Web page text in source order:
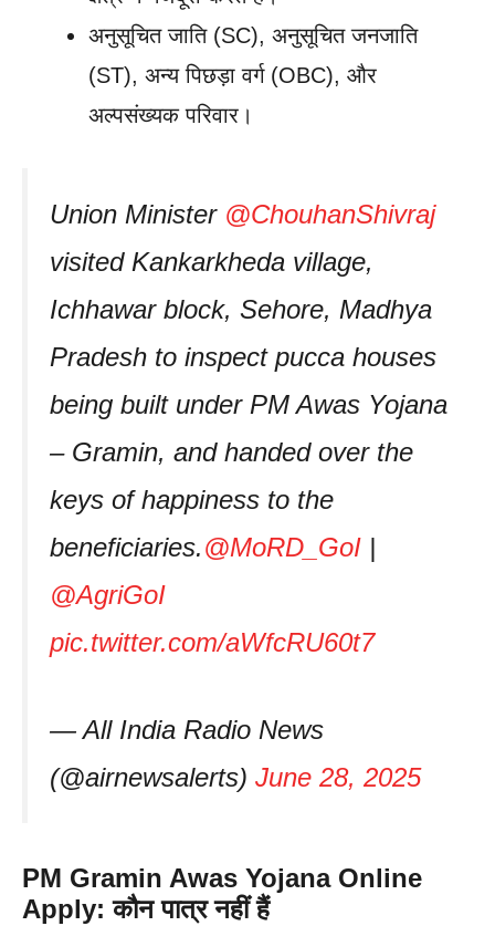
अनुसूचित जाति (SC), अनुसूचित जनजाति
(ST), अन्य पिछड़ा वर्ग (OBC), और
अल्पसंख्यक परिवार।
Union Minister @ChouhanShivraj
visited Kankarkheda village,
Ichhawar block, Sehore, Madhya
Pradesh to inspect pucca houses
being built under PM Awas Yojana
– Gramin, and handed over the
keys of happiness to the
beneficiaries.@MoRD_GoI |
@AgriGoI
pic.twitter.com/aWfcRU60t7
— All India Radio News
(@airnewsalerts) June 28, 2025
PM Gramin Awas Yojana Online
Apply: कौन पात्र नहीं हैं